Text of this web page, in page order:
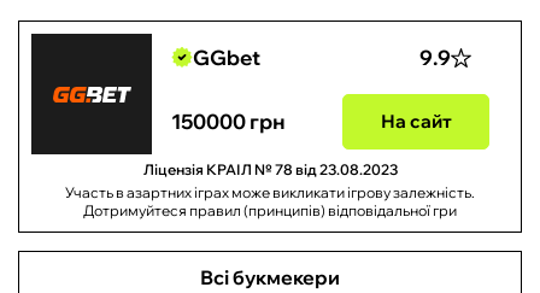
GGbet 9.9
150000 грн На сайт
Ліцензія КРАІЛ № 78 від 23.08.2023
Участь в азартних іграх може викликати ігрову залежність.
Дотримуйтеся правил (принципів) відповідальної гри
Всі букмекери